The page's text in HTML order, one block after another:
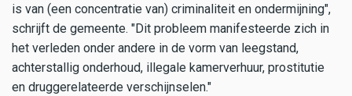
is van (een concentratie van) criminaliteit en ondermijning",
schrijft de gemeente. "Dit probleem manifesteerde zich in
het verleden onder andere in de vorm van leegstand,
achterstallig onderhoud, illegale kamerverhuur, prostitutie
en druggerelateerde verschijnselen."